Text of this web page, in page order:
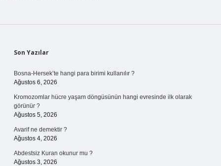
Sidebar
Son Yazılar
Bosna-Hersek’te hangi para birimi kullanılır ?
Ağustos 6, 2026
Kromozomlar hücre yaşam döngüsünün hangi evresinde ilk olarak
görünür ?
Ağustos 5, 2026
Avarif ne demektir ?
Ağustos 4, 2026
Abdestsiz Kuran okunur mu ?
Ağustos 3, 2026